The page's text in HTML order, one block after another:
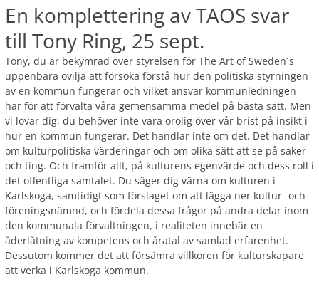
En komplettering av TAOS svar
till Tony Ring, 25 sept.
Tony, du är bekymrad över styrelsen för The Art of Sweden´s
uppenbara ovilja att försöka förstå hur den politiska styrningen
av en kommun fungerar och vilket ansvar kommunledningen
har för att förvalta våra gemensamma medel på bästa sätt. Men
vi lovar dig, du behöver inte vara orolig över vår brist på insikt i
hur en kommun fungerar. Det handlar inte om det. Det handlar
om kulturpolitiska värderingar och om olika sätt att se på saker
och ting. Och framför allt, på kulturens egenvärde och dess roll i
det offentliga samtalet. Du säger dig värna om kulturen i
Karlskoga, samtidigt som förslaget om att lägga ner kultur- och
föreningsnämnd, och fördela dessa frågor på andra delar inom
den kommunala förvaltningen, i realiteten innebär en
åderlåtning av kompetens och åratal av samlad erfarenhet.
Dessutom kommer det att försämra villkoren för kulturskapare
att verka i Karlskoga kommun.